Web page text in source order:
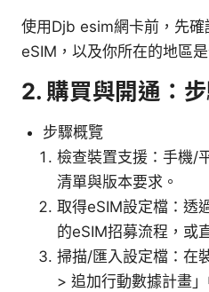
使用Djb esim網卡前，先
eSIM，以及你所在的地區
2. 購買與開通：
步驟概覽
檢查裝置支援：手機/
清單與版本要求。
取得eSIM設定檔：透
的eSIM招募流程，或
掃描/匯入設定檔：在
> 追加行動數據計畫